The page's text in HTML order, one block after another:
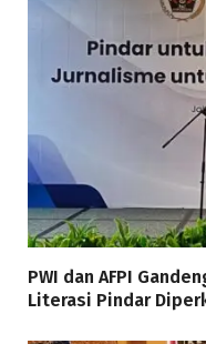
PWI dan AFPI
Literasi Pindar